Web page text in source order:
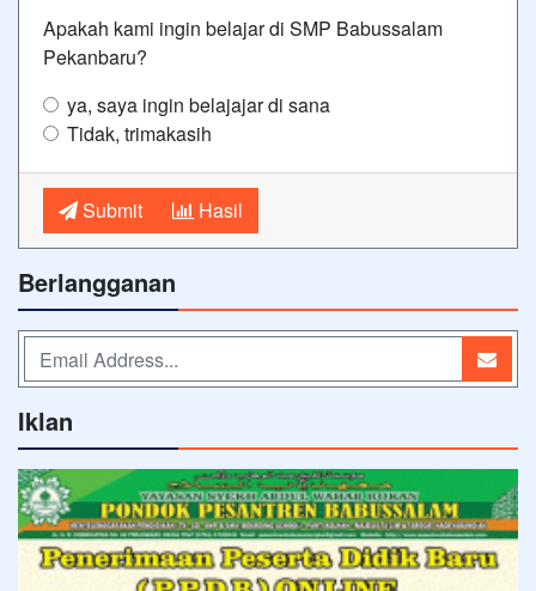
Apakah kami ingin belajar di SMP Babussalam
Pekanbaru?
ya, saya ingin belajajar di sana
Tidak, trimakasih
Submit Hasil
Berlangganan
Iklan